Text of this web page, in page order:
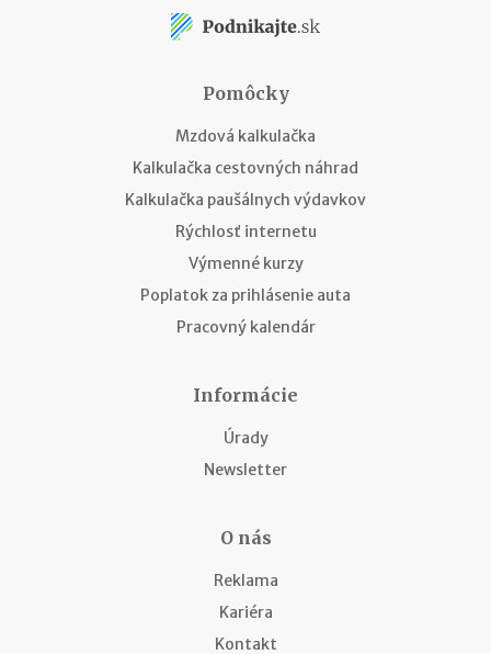
Pomôcky
Mzdová kalkulačka
Kalkulačka cestovných náhrad
Kalkulačka paušálnych výdavkov
Rýchlosť internetu
Výmenné kurzy
Poplatok za prihlásenie auta
Pracovný kalendár
Informácie
Úrady
Newsletter
O nás
Reklama
Kariéra
Kontakt